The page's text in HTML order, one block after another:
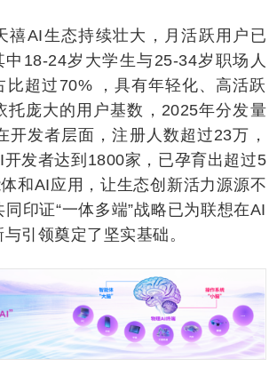
AI生态持续壮大，月活跃用户已
18-24岁大学生与25-34岁职场人
比超过70% ，具有年轻化、高活跃
托庞大的用户基数，2025年分发量
开发者层面，注册人数超过23万，
发者达到1800家，已孕育出超过5
和AI应用，让生态创新活力源源不
印证“一体多端”战略已为联想在AI
引领奠定了坚实基础。